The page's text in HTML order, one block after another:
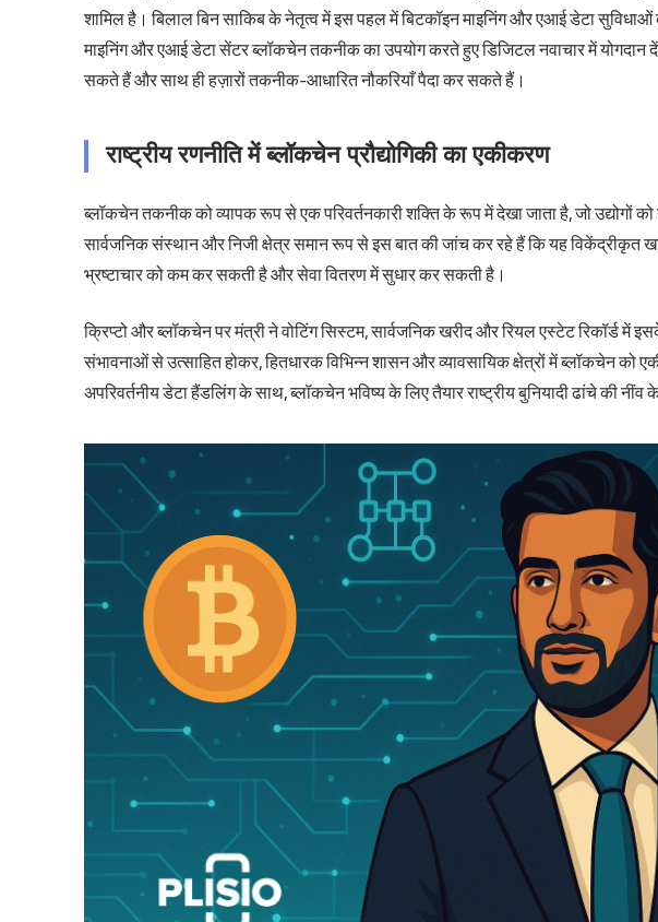
शामिल है। बिलाल बिन साकिब के नेतृत्व में इस पहल में बिटकॉइन माइनिंग औरएआईडेटा सुविधाओं
माइनिंग और एआई डेटा सेंटर ब्लॉकचेन तकनीक का उपयोग करते हुए डिजिटल नवाचार में योगदान
सकते हैं और साथ ही हज़ारों तकनीक-आधारित नौकरियाँ पैदा कर सकते हैं।
राष्ट्रीय रणनीति में ब्लॉकचेन प्रौद्योगिकी का एकीकरण
ब्लॉकचेन तकनीक को व्यापक रूप से एक परिवर्तनकारी शक्ति के रूप में देखा जाता है, जो उद्योगों
सार्वजनिक संस्थान और निजी क्षेत्र समान रूप से इस बात की जांच कर रहे हैं कि यह विकेंद्रीकृत
भ्रष्टाचार को कम कर सकती है और सेवा वितरण में सुधार कर सकती है।
क्रिप्टो और ब्लॉकचेन पर मंत्री ने वोटिंग सिस्टम, सार्वजनिक खरीद और रियल एस्टेट रिकॉर्ड में
संभावनाओं से उत्साहित होकर, हितधारक विभिन्न शासन और व्यावसायिक क्षेत्रों में ब्लॉकचेन को
अपरिवर्तनीय डेटा हैंडलिंग के साथ, ब्लॉकचेन भविष्य के लिए तैयार राष्ट्रीय बुनियादी ढांचे की